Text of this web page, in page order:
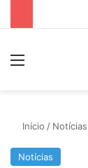
Início / Notícias
Notícias